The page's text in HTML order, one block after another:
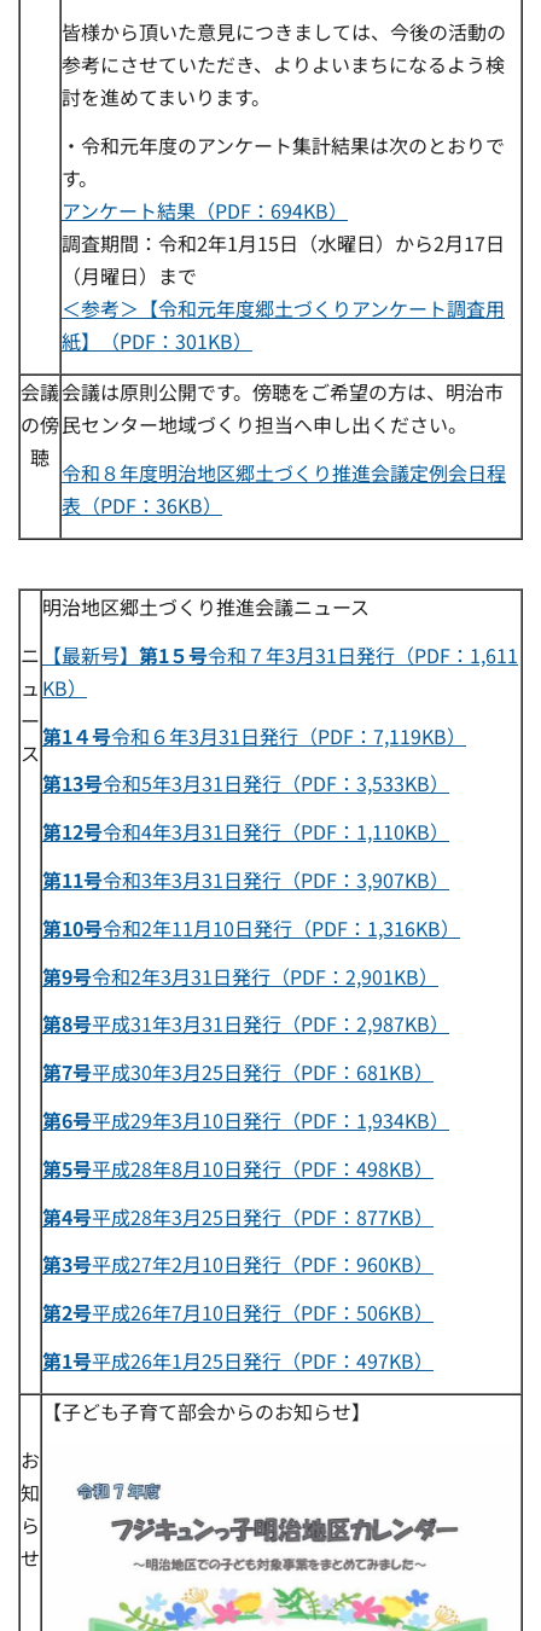
皆様から頂いた意見につきましては、今後の活動の
参考にさせていただき、よりよいまちになるよう検
討を進めてまいります。
・令和元年度のアンケート集計結果は次のとおりで
す。
アンケート結果（PDF：694KB）
調査期間：令和2年1月15日（水曜日）から2月17日
（月曜日）まで
＜参考＞【令和元年度郷土づくりアンケート調査用
紙】（PDF：301KB）
会議
の傍
聴
会議は原則公開です。傍聴をご希望の方は、明治市
民センター地域づくり担当へ申し出ください。
令和８年度明治地区郷土づくり推進会議定例会日程
表（PDF：36KB）
ニ
ュ
ー
ス
明治地区郷土づくり推進会議ニュース
【最新号】 第1５号令和７年3月31日発行（PDF：1,611
KB）
第1４号令和６年3月31日発行（PDF：7,119KB）
第13号令和5年3月31日発行（PDF：3,533KB）
第12号令和4年3月31日発行（PDF：1,110KB）
第11号令和3年3月31日発行（PDF：3,907KB）
第10号令和2年11月10日発行（PDF：1,316KB）
第9号令和2年3月31日発行（PDF：2,901KB）
第8号平成31年3月31日発行（PDF：2,987KB）
第7号平成30年3月25日発行（PDF：681KB）
第6号平成29年3月10日発行（PDF：1,934KB）
第5号平成28年8月10日発行（PDF：498KB）
第4号平成28年3月25日発行（PDF：877KB）
第3号平成27年2月10日発行（PDF：960KB）
第2号平成26年7月10日発行（PDF：506KB）
第1号平成26年1月25日発行（PDF：497KB）
お
知
ら
せ
【子ども子育て部会からのお知らせ】